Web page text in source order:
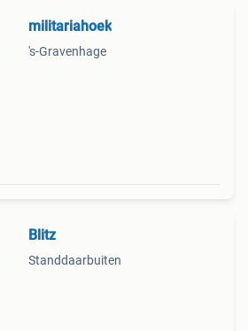
militariahoek
's-Gravenhage
Blitz
Standdaarbuiten